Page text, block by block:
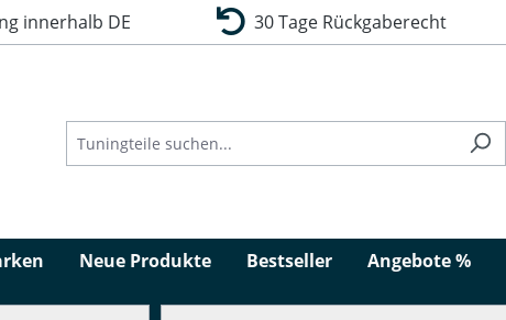
innerhalb DE 30 Tage Rückgaberecht
Neue Produkte Bestseller Angebote %